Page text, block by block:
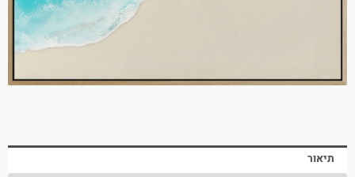
תיאור